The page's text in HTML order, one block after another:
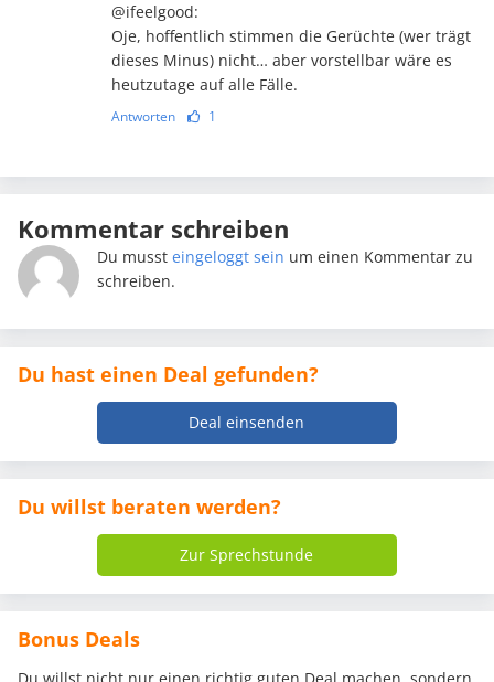
@ifeelgood:
Oje, hoffentlich stimmen die Gerüchte (wer trägt
dieses Minus) nicht… aber vorstellbar wäre es
heutzutage auf alle Fälle.
Antworten 1
Kommentar schreiben
Du musst eingeloggt sein um einen Kommentar zu
schreiben.
Du hast einen Deal gefunden?
Deal einsenden
Du willst beraten werden?
Zur Sprechstunde
Bonus Deals